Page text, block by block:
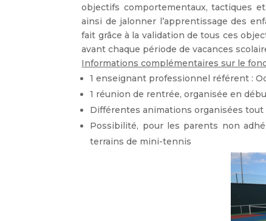
objectifs comportementaux, tactiques
ainsi de jalonner l’apprentissage des
fait grâce à la validation de tous ces
avant chaque période de vacances
Informations complémentaires sur le
1 enseignant professionnel référent :
1 réunion de rentrée, organisée en
Différentes animations organisées tout
Possibilité, pour les parents non
terrains de mini-tennis